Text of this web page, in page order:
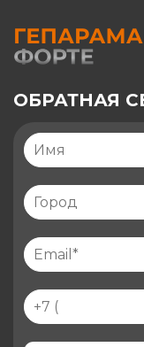
ОБРАТНАЯ